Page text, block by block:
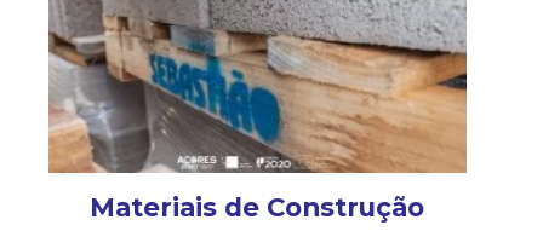
Materiais de Construção